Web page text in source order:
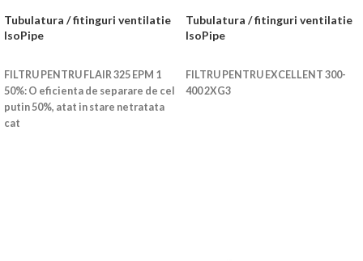
Tubulatura / fitinguri ventilatie
IsoPipe
FILTRU PENTRU FLAIR 325 EPM 1
50%: O eficienta de separare de cel
putin 50%, atat in stare netratata
cat
Tubulatura / fitinguri ventilatie
IsoPipe
FILTRU PENTRU EXCELLENT 300-
400 2XG3